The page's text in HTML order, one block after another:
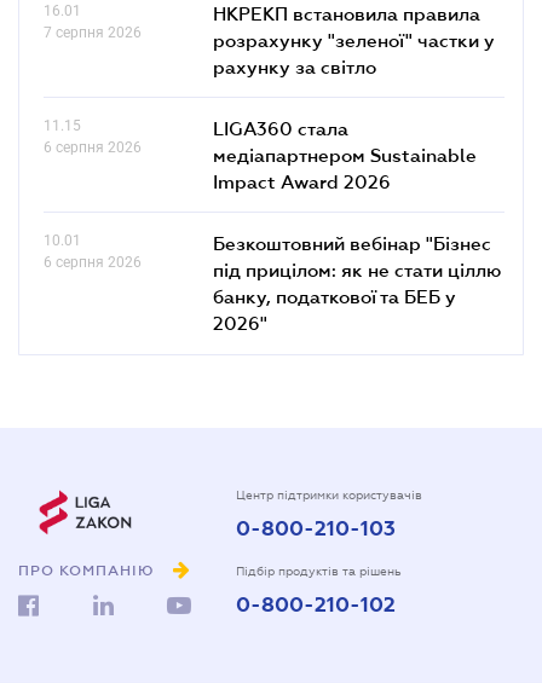
16.01
7 серпня 2026
НКРЕКП встановила правила
розрахунку "зеленої" частки у
рахунку за світло
11.15
6 серпня 2026
LIGA360 стала
медіапартнером Sustainable
Impact Award 2026
10.01
6 серпня 2026
Безкоштовний вебінар "Бізнес
під прицілом: як не стати ціллю
банку, податкової та БЕБ у
2026"
ПРО КОМПАНІЮ
Центр підтримки користувачів
0-800-210-103
Підбір продуктів та рішень
0-800-210-102